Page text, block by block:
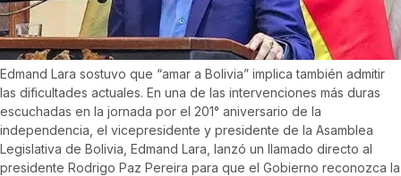
Edmand Lara sostuvo que “amar a Bolivia” implica también admitir
las dificultades actuales. En una de las intervenciones más duras
escuchadas en la jornada por el 201° aniversario de la
independencia, el vicepresidente y presidente de la Asamblea
Legislativa de Bolivia, Edmand Lara, lanzó un llamado directo al
presidente Rodrigo Paz Pereira para que el Gobierno reconozca la